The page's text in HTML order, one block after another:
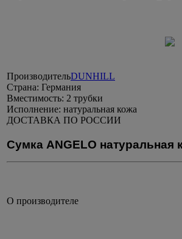
ПроизводительDUNHILL
Страна: Германия
Вместимость: 2 трубки
Исполнение: натуральная кожа
ДОСТАВКА ПО РОССИИ
Сумка ANGELO натуральная
О производителе